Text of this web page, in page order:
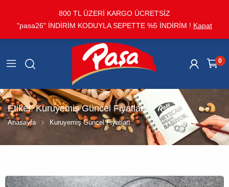
800 TL ÜZERİ KARGO ÜCRETSİZ
"pasa26" İNDİRİM KODUYLA SEPETTE %5 İNDİRİM ! Kapat
0
Etiket:Kuruyemiş Güncel Fiyatları
Anasayfa Kuruyemiş Güncel Fiyatları